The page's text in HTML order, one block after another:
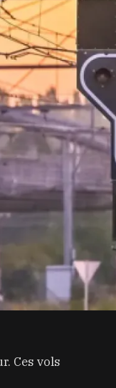
Ces vols